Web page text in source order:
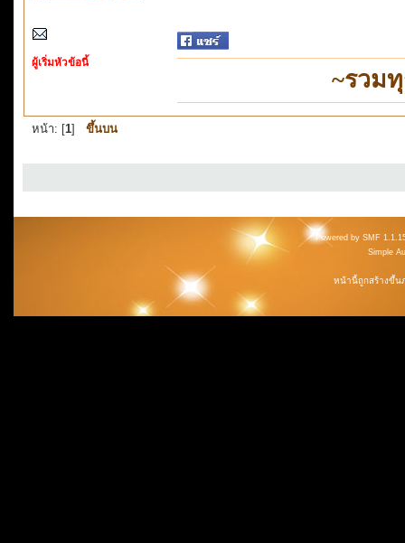
ผู้เริ่มหัวข้อนี้
~รวม
หน้า: [1] ขึ้นบน
Powered by SMF
Simple
หน้านี้ถูกสร้างขึ้น